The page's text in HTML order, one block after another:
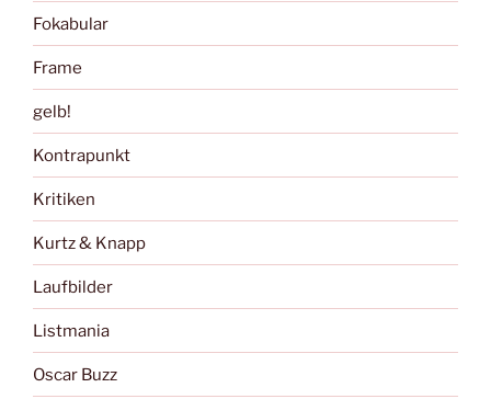
Fokabular
Frame
gelb!
Kontrapunkt
Kritiken
Kurtz & Knapp
Laufbilder
Listmania
Oscar Buzz